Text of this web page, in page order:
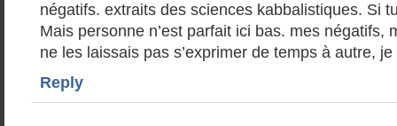
négatifs. extraits des sciences kabbalistiques. Si
Mais personne n’est parfait ici bas. mes négatifs,
ne les laissais pas s’exprimer de temps à autre,
Reply